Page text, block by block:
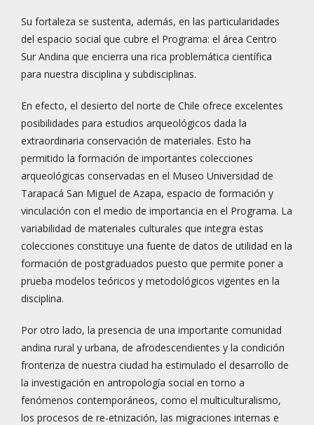
Su fortaleza se sustenta, además, en las particularidades
del espacio social que cubre el Programa: el área Centro
Sur Andina que encierra una rica problemática científica
para nuestra disciplina y subdisciplinas.
En efecto, el desierto del norte de Chile ofrece excelentes
posibilidades para estudios arqueológicos dada la
extraordinaria conservación de materiales. Esto ha
permitido la formación de importantes colecciones
arqueológicas conservadas en el Museo Universidad de
Tarapacá San Miguel de Azapa, espacio de formación y
vinculación con el medio de importancia en el Programa. La
variabilidad de materiales culturales que integra estas
colecciones constituye una fuente de datos de utilidad en la
formación de postgraduados puesto que permite poner a
prueba modelos teóricos y metodológicos vigentes en la
disciplina.
Por otro lado, la presencia de una importante comunidad
andina rural y urbana, de afrodescendientes y la condición
fronteriza de nuestra ciudad ha estimulado el desarrollo de
la investigación en antropología social en torno a
fenómenos contemporáneos, como el multiculturalismo,
los procesos de re-etnización, las migraciones internas e